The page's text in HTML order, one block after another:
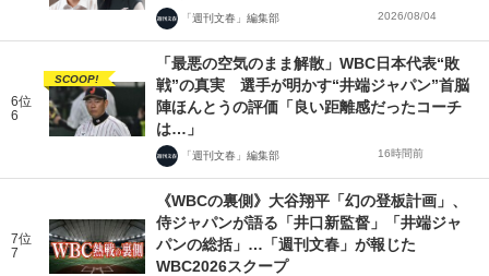
「週刊文春」編集部 2026/08/04
6位
6
SCOOP!
「最悪の空気のまま解散」WBC日本代表“敗
戦”の真実 選手が明かす“井端ジャパン”首脳
陣ほんとうの評価「良い距離感だったコーチ
は…」
「週刊文春」編集部 16時間前
7位
7
《WBCの裏側》大谷翔平「幻の登板計画」、
侍ジャパンが語る「井口新監督」「井端ジャ
パンの総括」…「週刊文春」が報じた
WBC2026スクープ